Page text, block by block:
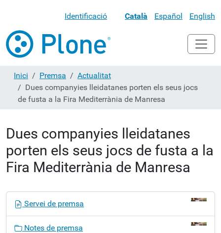
Identificació Català Español English
Inici Premsa
Actualitat
Dues companyies lleidatanes porten els seus jocs
de fusta a la Fira Mediterrània de Manresa
Dues companyies lleidatanes
porten els seus jocs de fusta a la
Fira Mediterrània de Manresa
Servei de premsa
Notes de premsa